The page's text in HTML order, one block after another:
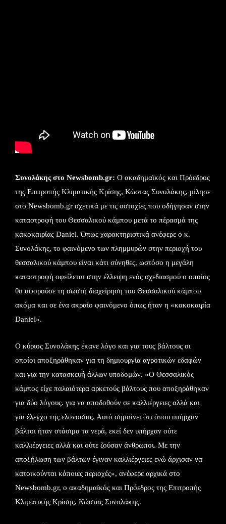
Συνολάκης στο Newsbomb.gr: Ο ακαδημαϊκός και Πρόεδρος
της Επιτροπής Κλιματικής Κρίσης, Κώστας Συνολάκης, μίλησε
στο Newsbomb.gr σχετικά με τις αστοχίες που οδήγησαν στην
καταστροφή του Θεσσαλικού κάμπου μετά το πέρασμά της
κακοκαιρίας Daniel. Όπως χαρακτηριστικά ανέφερε ο κ.
Συνολάκης, το φαινόμενο των πλημμυρών στην περιοχή του
θεσσαλικού κάμπου είναι κάτι σύνηθες, ωστόσο η μεγάλη
καταστροφή οφείλεται στην έλλειψη ενός σχεδιασμού ο οποίος
θα αφορούσε τη σωστή διαχείρηση του Θεσσαλικού κάμπου
ακόμα και σε ένα ακραίο φαινόμενο όπως ήταν η «κακοκαιρία
Daniel».
Ο κύριος Συνολάκης έκανε λόγο και για τους βάλτους οι
οποίοι αποξηράθηκαν για τη δημιουργία αγροτικών εδαφών
και για την κατασκευή άλλων υποδομών. «Ο Θεσσαλικός
κάμπος είχε παλαιότερα αρκετούς βάλτους που αποξηράθηκαν
για δύο λόγους. για να αποδοθούν σε καλλιέργειες αλλά και
για έλεγχο της ελονοσίας. Αυτό σημαίνει ότι όπου υπήρχαν
βάλτοι ήταν στάσιμα τα νερά, εκεί δεν υπήρχαν ούτε
καλλιέργειες αλλά και ούτε ζούσαν άνθρωποι. Με την
αποξήλωση των βάλτων έγιναν καλλιέργειες ενώ άρχισαν να
κατοικούνται κάποιες περιοχές», ανέφερε αρχικά στο
Newsbomb.gr, ο ακαδημαϊκός και Πρόεδρος της Επιτροπής
Κλιματικής Κρίσης, Κώστας Συνολάκης.